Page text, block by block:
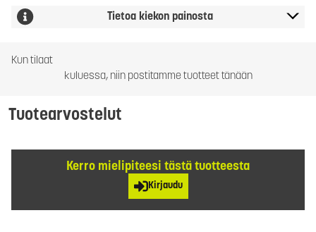
Tietoa kiekon painosta
Kun tilaat
kuluessa, niin postitamme tuotteet tänään
Tuotearvostelut
Kerro mielipiteesi tästä tuotteesta
Kirjaudu